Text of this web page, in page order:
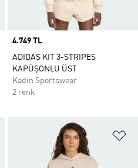
Price
4.749 TL
ADIDAS KIT 3-STRIPES
KAPÜŞONLU ÜST
Kadın Sportswear
2 renk
Favori Listesine Ekle